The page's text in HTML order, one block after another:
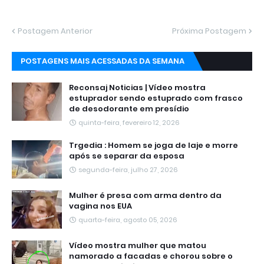
Postagem Anterior Próxima Postagem
POSTAGENS MAIS ACESSADAS DA SEMANA
Reconsaj Noticias | Vídeo mostra
estuprador sendo estuprado com frasco
de desodorante em presídio
quinta-feira, fevereiro 12, 2026
Trgedia : Homem se joga de laje e morre
após se separar da esposa
segunda-feira, julho 27, 2026
Mulher é presa com arma dentro da
vagina nos EUA
quarta-feira, agosto 05, 2026
Vídeo mostra mulher que matou
namorado a facadas e chorou sobre o